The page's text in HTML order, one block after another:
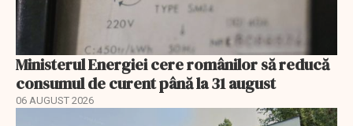
Ministerul Energiei cere românilor să reducă
consumul de curent până la 31 august
06 AUGUST 2026